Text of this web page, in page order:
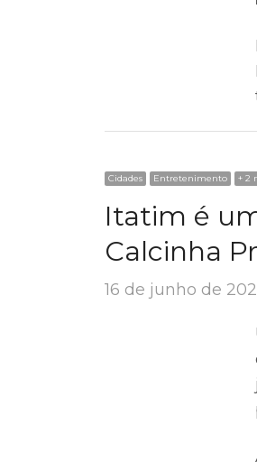
Cidades Entretenimento + 2
Itatim é
Calcinha
16 de junho de